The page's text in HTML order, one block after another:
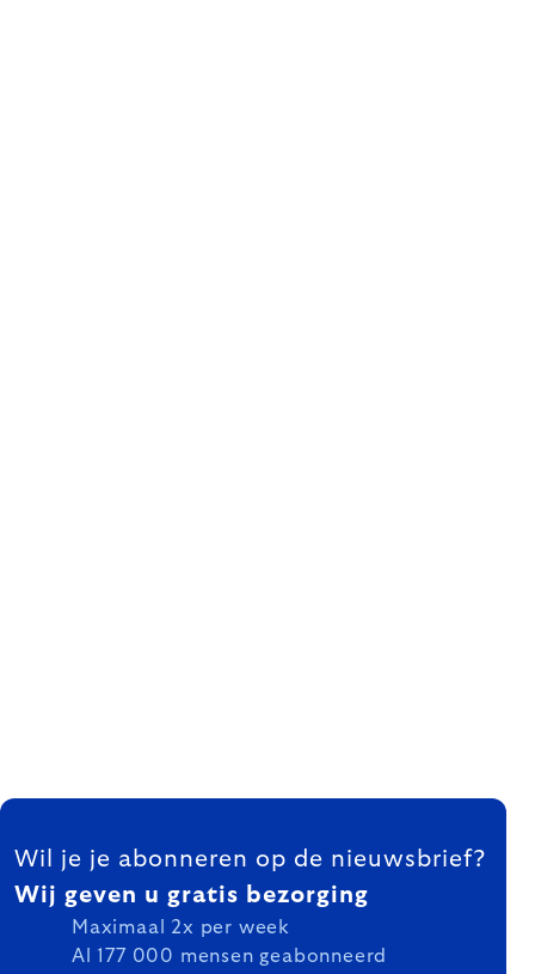
FOOTER
Wil je je abonneren op de nieuwsbrief?
Wij geven u gratis bezorging
Maximaal 2x per week
Al 177 000 mensen geabonneerd